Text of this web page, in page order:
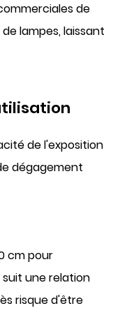
de
lampes, laissant
de l'exposition
dégagement
cmpour
une relation
risque d'être